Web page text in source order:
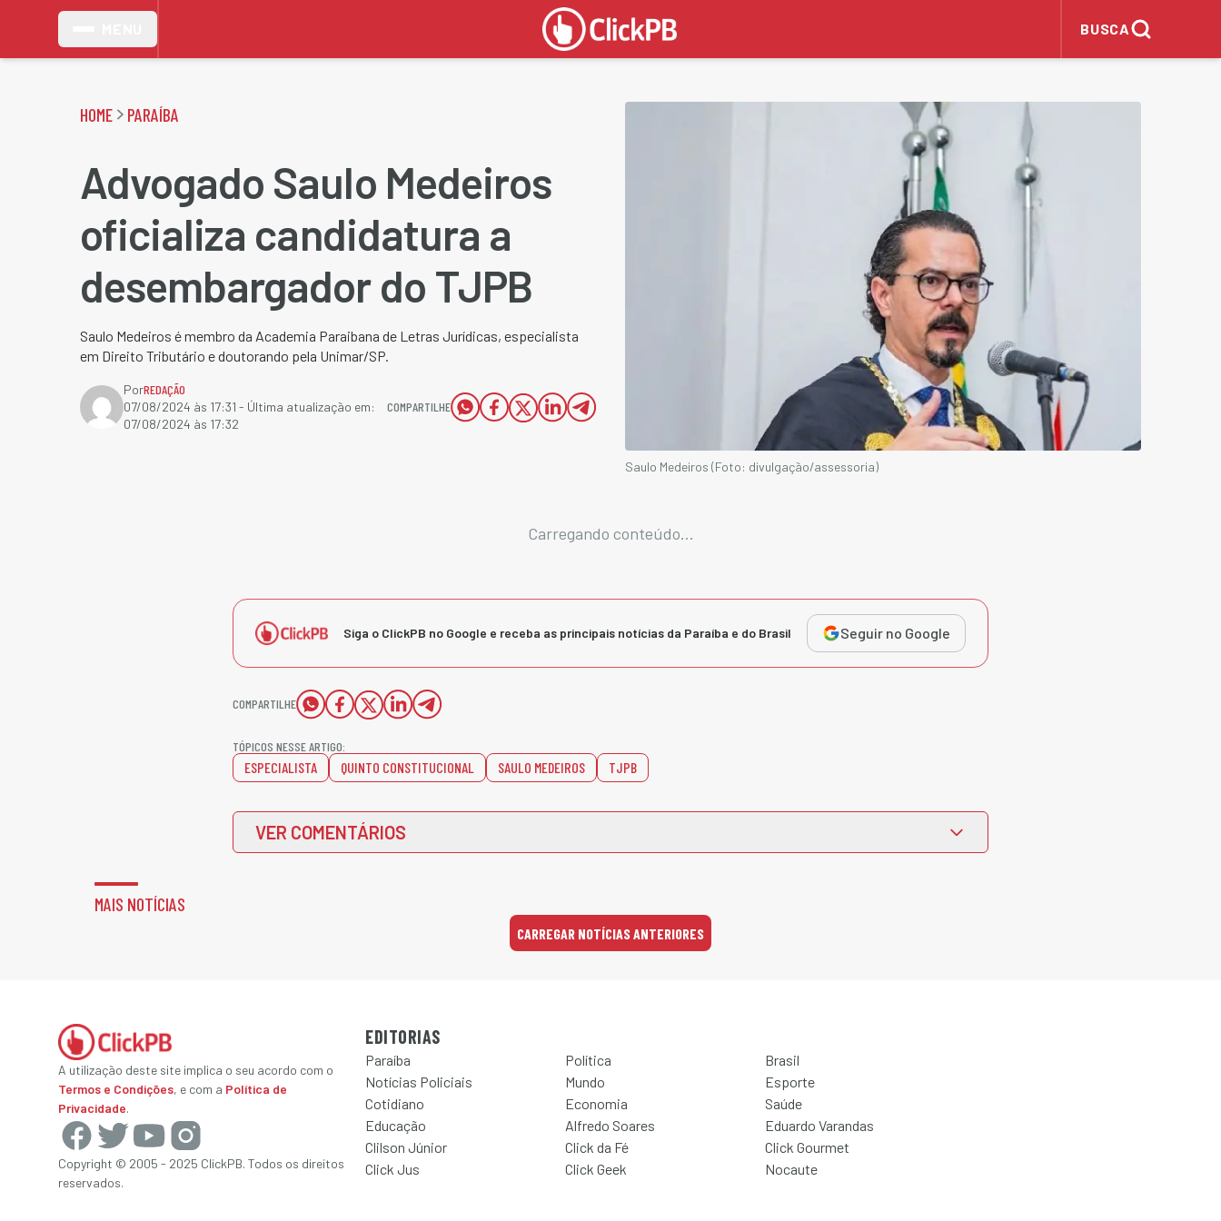
BUSCA
HOME PARAÍBA
Advogado Saulo Medeiros
oficializa candidatura a
desembargador do TJPB
Saulo Medeiros é membro da Academia Paraibana de Letras Jurídicas, especialista
em Direito Tributário e doutorando pela Unimar/SP.
PorREDAÇÃO
07/08/2024 às 17:31 - Última atualização em:
07/08/2024 às 17:32
COMPARTILHE
Saulo Medeiros (Foto: divulgação/assessoria)
Carregando conteúdo...
Siga o ClickPB no Google e receba as principais notícias da Paraíba e do Brasil Seguir no Google
COMPARTILHE
TÓPICOS NESSE ARTIGO:
ESPECIALISTA QUINTO CONSTITUCIONAL SAULO MEDEIROS TJPB
VER COMENTÁRIOS
MAIS NOTÍCIAS
CARREGAR NOTÍCIAS ANTERIORES
A utilização deste site implica o seu acordo com o
Termos e Condições, e com a Política de
Privacidade.
Copyright © 2005 - 2025 ClickPB. Todos os direitos
reservados.
EDITORIAS
Paraíba Política
Brasil
Notícias Policiais
Mundo
Esporte
Cotidiano
Economia
Saúde
Educação
Alfredo Soares
Eduardo Varandas
Clilson Júnior
Click da Fé
Click Gourmet
Click Jus
Click Geek Nocaute